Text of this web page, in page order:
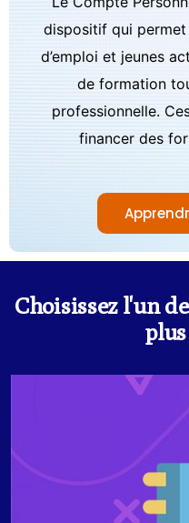
dispositif qui permet
d’emploi et jeunes
de formation
professionnelle.
financer des
Choisissez l'un
Les programmes de
pour les niveaux
supérieur
communication
ceux qui
environnement